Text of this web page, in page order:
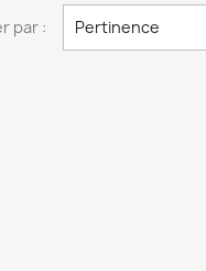
par : Pertinence